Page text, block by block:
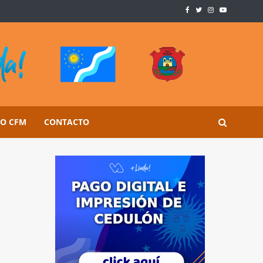
CFM CONTACTO